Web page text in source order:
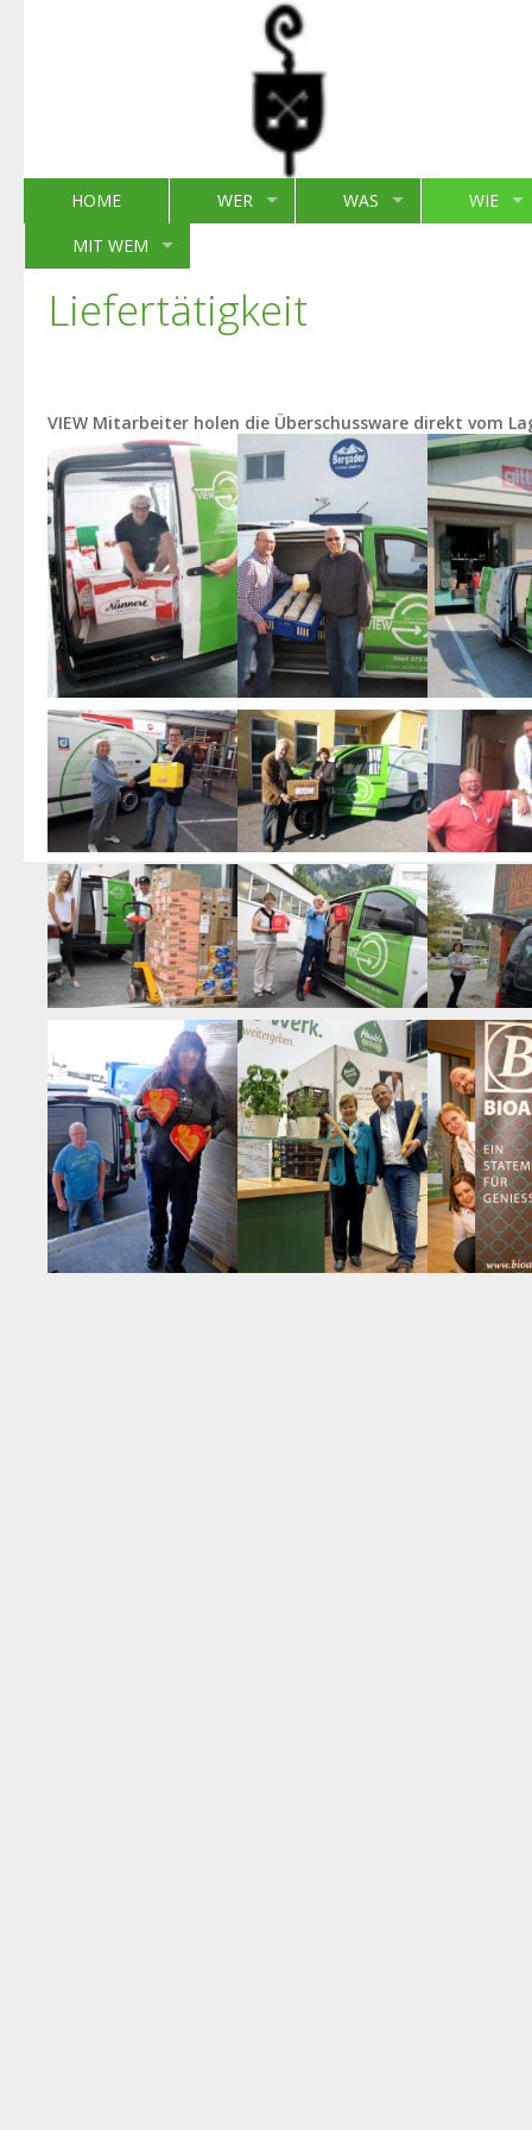
HOME WER WAS
WIE
MIT WEM
Liefertätigkeit
VIEW Mitarbeiter holen die Überschussware direkt vom